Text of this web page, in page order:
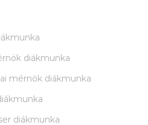
diákmunka
mérnök diákmunka
diákmunka